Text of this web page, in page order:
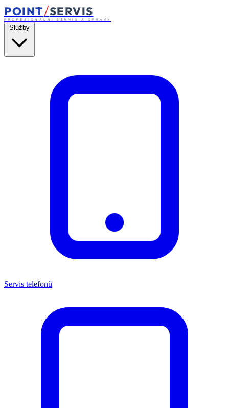
POINT/SERVIS
PROFESIONÁLNÍ SERVIS A OPRAVY
Služby
Servis telefonů